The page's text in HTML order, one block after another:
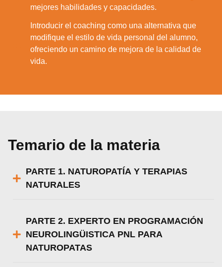
mejores habilidades y capacidades.
Introducir el coaching como una alternativa que
modifique el estilo de vida personal del alumno,
ofreciendo un camino de mejora de la calidad de
vida.
Temario de la materia
PARTE 1. NATUROPATÍA Y TERAPIAS
NATURALES
PARTE 2. EXPERTO EN PROGRAMACIÓN
NEUROLINGÜISTICA PNL PARA
NATUROPATAS